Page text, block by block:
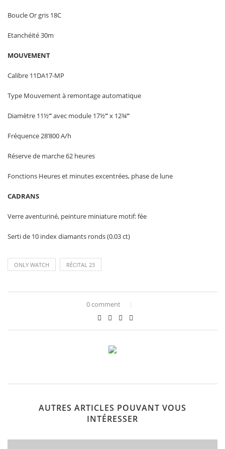
Boucle Or gris 18C
Etanchéité 30m
MOUVEMENT
Calibre 11DA17-MP
Type Mouvement à remontage automatique
Diamètre 11½’’’ avec module 17½’’’ x 12¾‘’’
Fréquence 28’800 A/h
Réserve de marche 62 heures
Fonctions Heures et minutes excentrées, phase de lune
CADRANS
Verre aventuriné, peinture miniature motif: fée
Serti de 10 index diamants ronds (0.03 ct)
ONLY WATCH RÉCITAL 23
0 comment
AUTRES ARTICLES POUVANT VOUS
INTÉRESSER